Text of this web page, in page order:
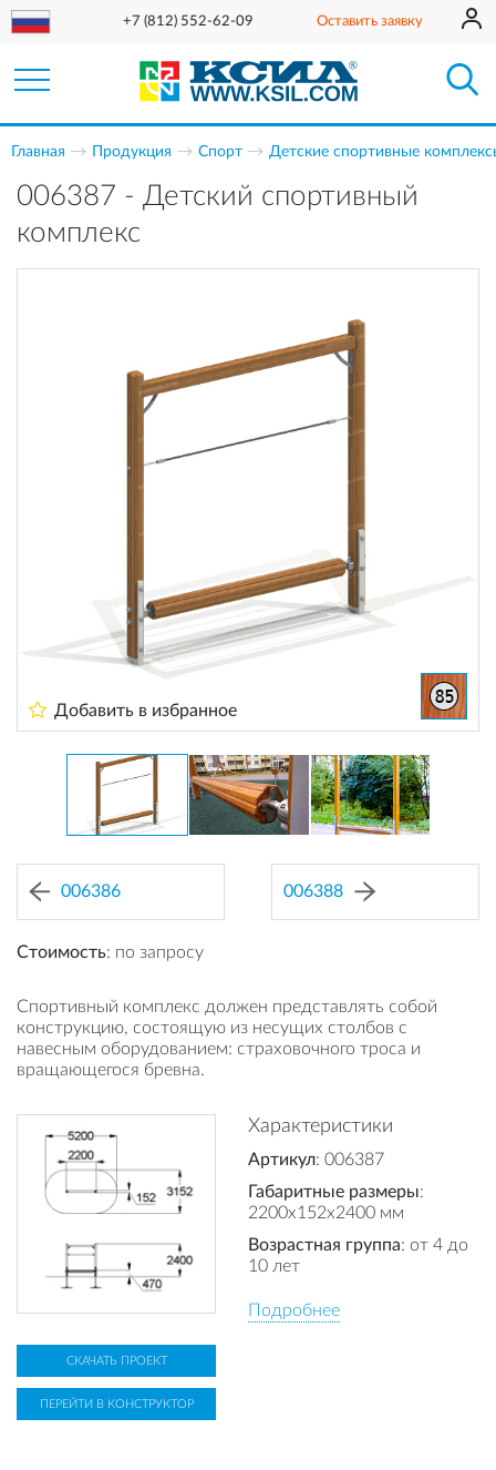
+7 (812) 552-62-09 Оставить заявку
Главная Продукция Спорт Детские спортивные
006387 - Детский спортивный
комплекс
Добавить в избранное
006386 006388
Стоимость: по запросу
Спортивный комплекс должен представлять собой
конструкцию, состоящую из несущих столбов с
навесным оборудованием: страховочного троса и
вращающегося бревна.
Характеристики
Артикул: 006387
Габаритные размеры:
2200x152x2400 мм
Возрастная группа: от 4 до
10 лет
Подробнее
СКАЧАТЬ ПРОЕКТ
ПЕРЕЙТИ В КОНСТРУКТОР